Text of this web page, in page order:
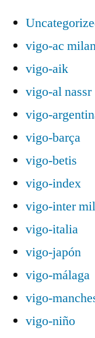
vigo-ac
vigo-aik
vigo-al nassr
vigo-
vigo-barça
vigo-betis
vigo-index
vigo-inter
vigo-italia
vigo-japón
vigo-málaga
vigo-
vigo-niño